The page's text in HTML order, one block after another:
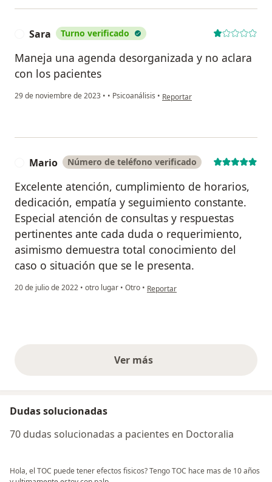
Sara Turno verificado
Maneja una agenda desorganizada y no aclara
con los pacientes
29 de noviembre de 2023 • • Psicoanálisis • en opinión del usuario Sara
Reportar
Mario Número de teléfono verificado
Excelente atención, cumplimiento de horarios,
dedicación, empatía y seguimiento constante.
Especial atención de consultas y respuestas
pertinentes ante cada duda o requerimiento,
asimismo demuestra total conocimiento del
caso o situación que se le presenta.
20 de julio de 2022 • otro lugar • Otro • en opinión del usuario Mario
Reportar
Ver másopiniones anteriores
Dudas solucionadas
70 dudas solucionadas a pacientes en Doctoralia
Hola, el TOC puede tener efectos fisicos? Tengo TOC hace mas de 10 años